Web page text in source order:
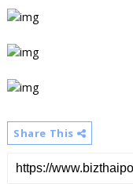
Share This